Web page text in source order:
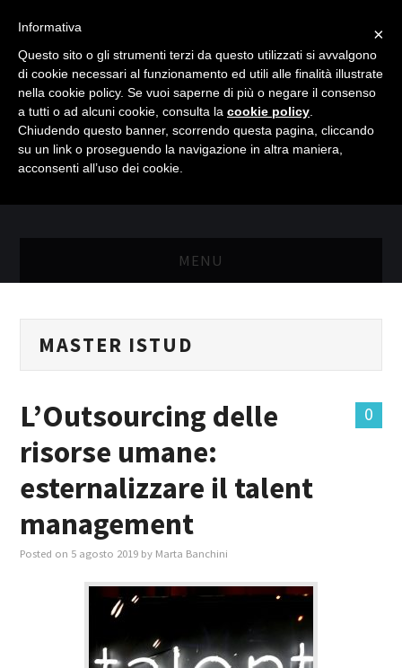
MENU
MASTER MARKETING & RETAIL
MASTER IN FOOD & BEVERAGE
GIURISTI IN AZIENDA
TUTTI
MASTER ISTUD
0
L’Outsourcing delle
risorse umane:
esternalizzare il talent
management
Posted on 5 agosto 2019 by Marta Banchini
×
Informativa
Questo sito o gli strumenti terzi da questo utilizzati si avvalgono
di cookie necessari al funzionamento ed utili alle finalità illustrate
nella cookie policy. Se vuoi saperne di più o negare il consenso
a tutti o ad alcuni cookie, consulta la cookie policy
Chiudendo questo banner, scorrendo questa pagina, cliccando
su un link o proseguendo la navigazione in altra maniera,
acconsenti all’uso dei cookie.